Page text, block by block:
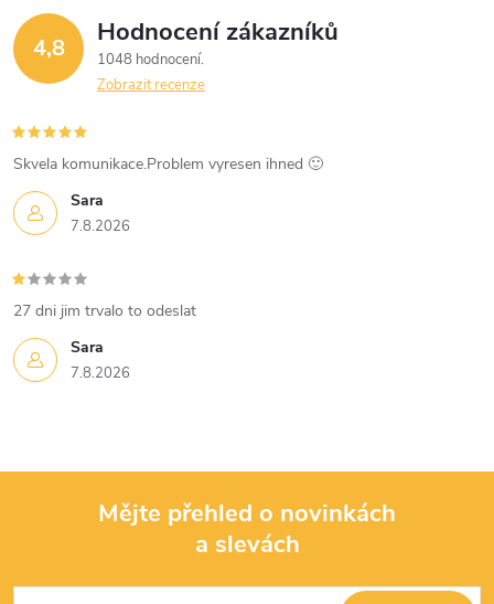
í
p
v
k
y
v
ý
p
s
v
á
n
4,8 Hodnocení zákazníků
1048 hodnocení
Zobrazit recenze
Sara
7.8.2026
Skvela komunikace.Problem vyresen ihned 🙂
Sara
7.8.2026
27 dni jim trvalo to odeslat
Mějte přehled o novinkách
a slevách